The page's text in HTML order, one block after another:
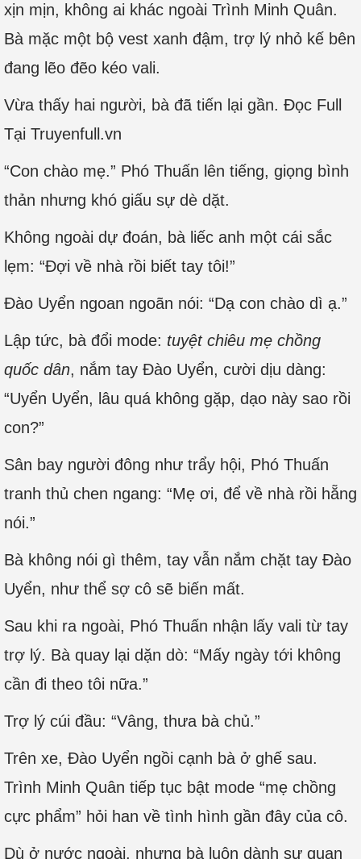
xịn mịn, không ai khác ngoài Trình Minh Quân.
Bà mặc một bộ vest xanh đậm, trợ lý nhỏ kế bên
đang lẽo đẽo kéo vali.
Vừa thấy hai người, bà đã tiến lại gần. Đọc Full
Tại Truyenfull.vn
“Con chào mẹ.” Phó Thuấn lên tiếng, giọng bình
thản nhưng khó giấu sự dè dặt.
Không ngoài dự đoán, bà liếc anh một cái sắc
lẹm: “Đợi về nhà rồi biết tay tôi!”
Đào Uyển ngoan ngoãn nói: “Dạ con chào dì ạ.”
Lập tức, bà đổi mode: tuyệt chiêu mẹ chồng
quốc dân, nắm tay Đào Uyển, cười dịu dàng:
“Uyển Uyển, lâu quá không gặp, dạo này sao rồi
con?”
Sân bay người đông như trẩy hội, Phó Thuấn
tranh thủ chen ngang: “Mẹ ơi, để về nhà rồi hẵng
nói.”
Bà không nói gì thêm, tay vẫn nắm chặt tay Đào
Uyển, như thể sợ cô sẽ biến mất.
Sau khi ra ngoài, Phó Thuấn nhận lấy vali từ tay
trợ lý. Bà quay lại dặn dò: “Mấy ngày tới không
cần đi theo tôi nữa.”
Trợ lý cúi đầu: “Vâng, thưa bà chủ.”
Trên xe, Đào Uyển ngồi cạnh bà ở ghế sau.
Trình Minh Quân tiếp tục bật mode “mẹ chồng
cực phẩm” hỏi han về tình hình gần đây của cô.
Dù ở nước ngoài, nhưng bà luôn dành sự quan